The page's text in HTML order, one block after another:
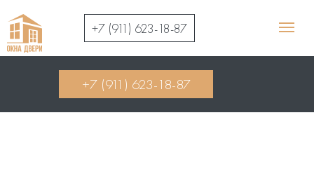
+7 (911) 623-18-87
+7 (911) 623-18-87